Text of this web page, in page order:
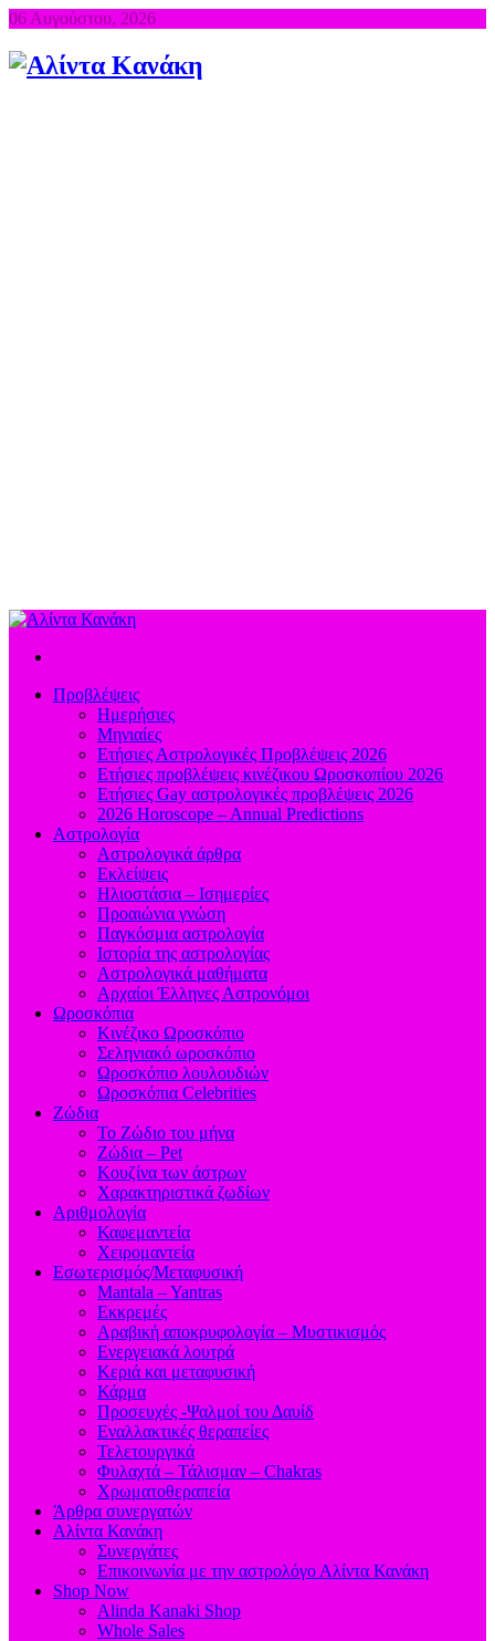
06 Αυγούστου, 2026
Προβλέψεις
Ημερήσιες
Μηνιαίες
Ετήσιες Αστρολογικές Προβλέψεις 2026
Ετήσιες προβλέψεις κινέζικου Ωροσκοπίου 2026
Ετήσιες Gay αστρολογικές προβλέψεις 2026
2026 Horoscope – Annual Predictions
Αστρολογία
Αστρολογικά άρθρα
Εκλείψεις
Ηλιοστάσια – Ισημερίες
Προαιώνια γνώση
Παγκόσμια αστρολογία
Ιστορία της αστρολογίας
Aστρολογικά μαθήματα
Aρχαίοι Έλληνες Αστρονόμοι
Ωροσκόπια
Κινέζικο Ωροσκόπιο
Σεληνιακό ωροσκόπιο
Ωροσκόπιο λουλουδιών
Ωροσκόπια Celebrities
Ζώδια
Το Ζώδιο του μήνα
Ζώδια – Pet
Κουζίνα των άστρων
Χαρακτηριστικά ζωδίων
Αριθμολογία
Καφεμαντεία
Χειρομαντεία
Εσωτερισμός/Μεταφυσική
Mantala – Yantras
Εκκρεμές
Αραβική αποκρυφολογία – Μυστικισμός
Ενεργειακά λουτρά
Κεριά και μεταφυσική
Κάρμα
Προσευχές -Ψαλμοί του Δαυίδ
Εναλλακτικές θεραπείες
Τελετουργικά
Φυλαχτά – Τάλισμαν – Chakras
Χρωματοθεραπεία
Άρθρα συνεργατών
Αλίντα Κανάκη
Συνεργάτες
Επικοινωνία με την αστρολόγο Αλίντα Κανάκη
Shop Now
Alinda Kanaki Shop
Whole Sales